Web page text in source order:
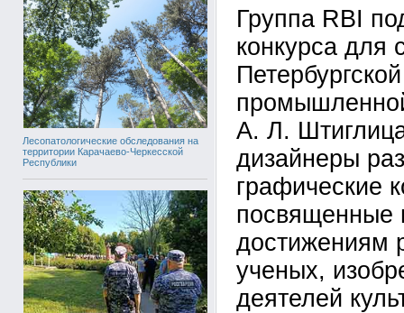
Лесопатологические обследования на
территории Карачаево-Черкесской
Республики
Группа RBI
конкурса для
А. Л.
дизайнеры
графические
достижениям
ученых,
деятелей